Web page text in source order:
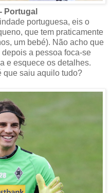
Portugal
portuguesa, eis o
que tem praticamente
um bebé). Não acho que
a pessoa foca-se
e esquece os detalhes.
que saiu aquilo tudo?